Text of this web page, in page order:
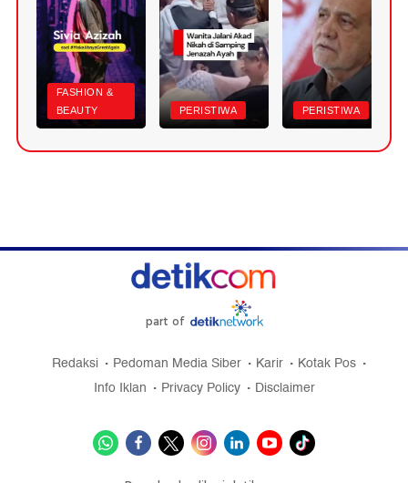
FASHION &
BEAUTY
PERISTIWA PERISTIWA
part of
Redaksi Pedoman Media Siber Karir
Kotak Pos
Info Iklan
Privacy Policy Disclaimer